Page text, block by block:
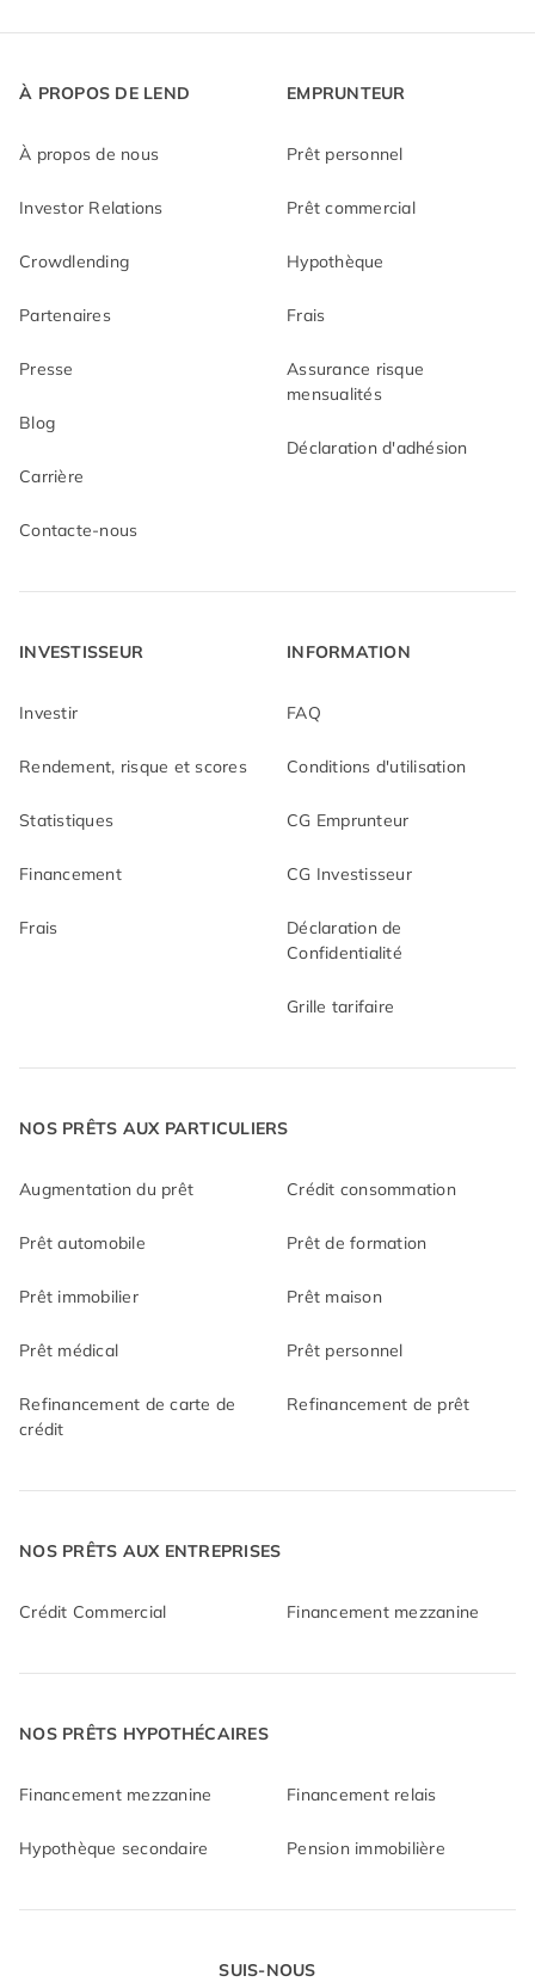
À PROPOS DE LEND
À propos de nous
Investor Relations
Crowdlending
Partenaires
Presse
Blog
Carrière
Contacte-nous
EMPRUNTEUR
Prêt personnel
Prêt commercial
Hypothèque
Frais
Assurance risque
mensualités
Déclaration d'adhésion
INVESTISSEUR
Investir
Rendement, risque et scores
Statistiques
Financement
Frais
INFORMATION
FAQ
Conditions d'utilisation
CG Emprunteur
CG Investisseur
Déclaration de
Confidentialité
Grille tarifaire
SUIS-NOUS
NOS PRÊTS AUX PARTICULIERS
Augmentation du prêt Crédit consommation
Prêt automobile Prêt de formation
Prêt immobilier Prêt maison
Prêt médical Prêt personnel
Refinancement de carte de
crédit
Refinancement de prêt
NOS PRÊTS AUX ENTREPRISES
Crédit Commercial Financement mezzanine
NOS PRÊTS HYPOTHÉCAIRES
Financement mezzanine Financement relais
Hypothèque secondaire Pension immobilière